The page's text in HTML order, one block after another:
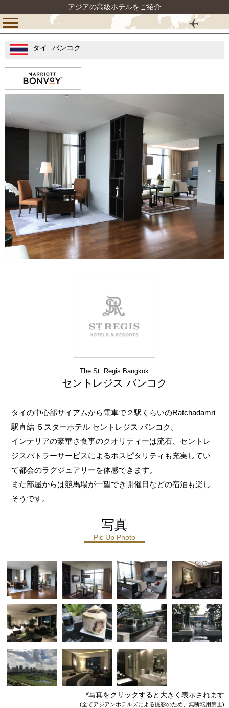
アジアの高級ホテルをご紹介
タイ バンコク
The St. Regis Bangkok
セントレジス バンコク
タイの中心部サイアムから電車で２駅くらいのRatchadamri
駅直結 ５スターホテル セントレジス バンコク。
インテリアの豪華さ食事のクオリティーは流石、セントレ
ジスバトラーサービスによるホスピタリティも充実してい
て都会のラグジュアリーを体感できます。
また部屋からは競馬場が一望でき開催日などの宿泊も楽し
そうです。
写真
Pic Up Photo
*写真をクリックすると大きく表示されます
(全てアジアンホテルズによる撮影のため、無断転用禁止)